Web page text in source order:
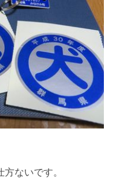
ないです。